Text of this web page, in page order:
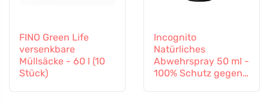
FINO Green Life
versenkbare
Müllsäcke - 60 l (10
Stück)
Incognito
Natürliches
Abwehrspray 50 ml -
100% Schutz gegen